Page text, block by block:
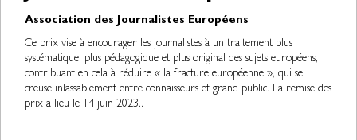
Association des Journalistes Européens
Ce prix vise à encourager les journalistes à un traitement plus
systématique, plus pédagogique et plus original des sujets européens,
contribuant en cela à réduire « la fracture européenne », qui se
creuse inlassablement entre connaisseurs et grand public. La remise des
prix a lieu le 14 juin 2023..